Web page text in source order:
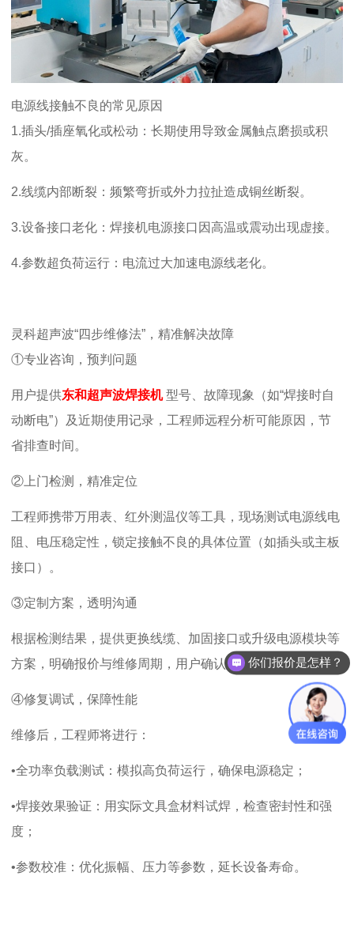
电源线接触不良的常见原因
1.插头/插座氧化或松动：长期使用导致金属触点磨损或积
灰。
2.线缆内部断裂：频繁弯折或外力拉扯造成铜丝断裂。
3.设备接口老化：焊接机电源接口因高温或震动出现虚接。
4.参数超负荷运行：电流过大加速电源线老化。
灵科超声波“四步维修法”，精准解决故障
①专业咨询，预判问题
用户提供东和超声波焊接机 型号、故障现象（如“焊接时自
动断电”）及近期使用记录，工程师远程分析可能原因，节
省排查时间。
②上门检测，精准定位
工程师携带万用表、红外测温仪等工具，现场测试电源线电
阻、电压稳定性，锁定接触不良的具体位置（如插头或主板
接口）。
③定制方案，透明沟通
根据检测结果，提供更换线缆、加固接口或升级电源模块等
方案，明确报价与维修周期，用户确认后施工。
④修复调试，保障性能
维修后，工程师将进行：
•全功率负载测试：模拟高负荷运行，确保电源稳定；
•焊接效果验证：用实际文具盒材料试焊，检查密封性和强
度；
•参数校准：优化振幅、压力等参数，延长设备寿命。
你们报价是怎样？